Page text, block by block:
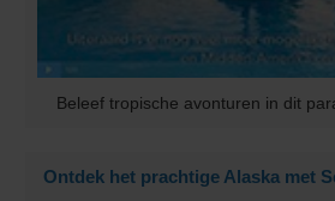
Beleef tropische avonturen in dit
Ontdek het prachtige Alaska met